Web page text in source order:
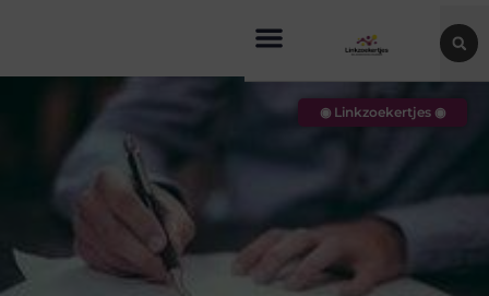
◉ Linkzoekertjes ◉